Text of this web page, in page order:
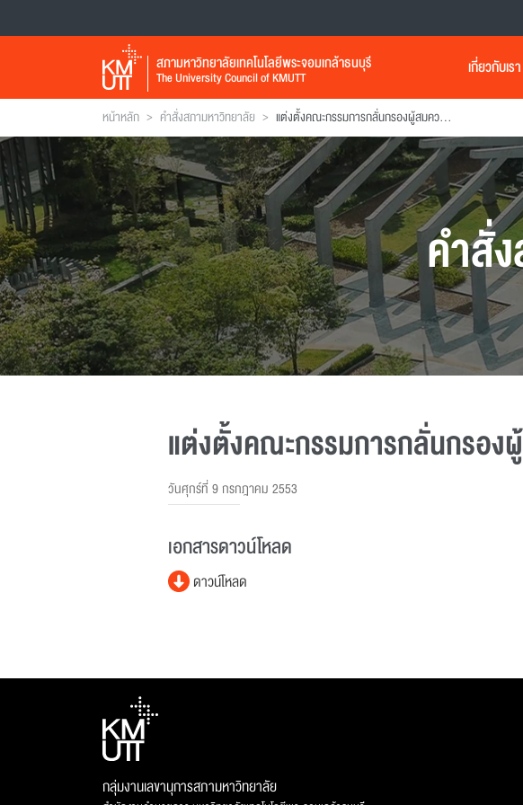
สภามหาวิทยาลัยเทคโนโลยีพระจอมเกล้าธนบุรี
The University Council of KMUTT เกี่ยวกับเรา
หน้าหลัก > คำสั่งสภามหาวิทยาลัย > แต่งตั้งคณะกรรมการกลั่นกรองผู้สมควรได้รับปริญญากิตติมศักดิ์
คำสั่
แต่งตั้งคณะกรรมการกลั่นกรอ
วันศุกร์ที่ 9 กรกฎาคม 2553
เอกสารดาวน์โหลด
ดาวน์โหลด
กลุ่มงานเลขานุการสภามหาวิทยาลัย